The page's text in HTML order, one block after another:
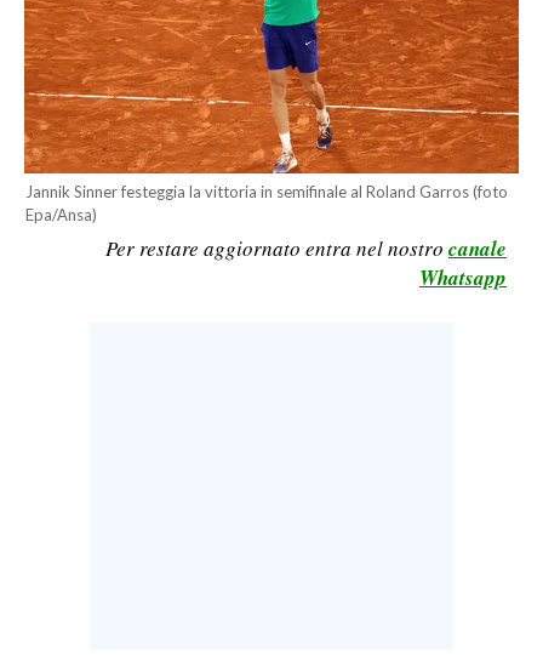
ECONOMIA
SERVIZI ALLE IMPRESE
LAVORO
BANDI
SPORT IN SARDEGNA
Jannik Sinner festeggia la vittoria in semifinale al Roland Garros (foto
Epa/Ansa)
Per restare aggiornato entra nel nostro canale
Whatsapp